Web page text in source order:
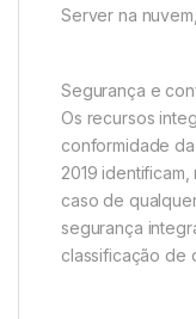
Server na
Segurança e
Os recursos
conformidade
2019
caso de
segurança
classificação de